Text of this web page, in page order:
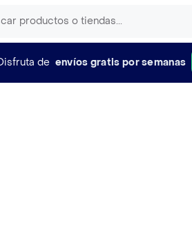
de envíos gratis por semanas